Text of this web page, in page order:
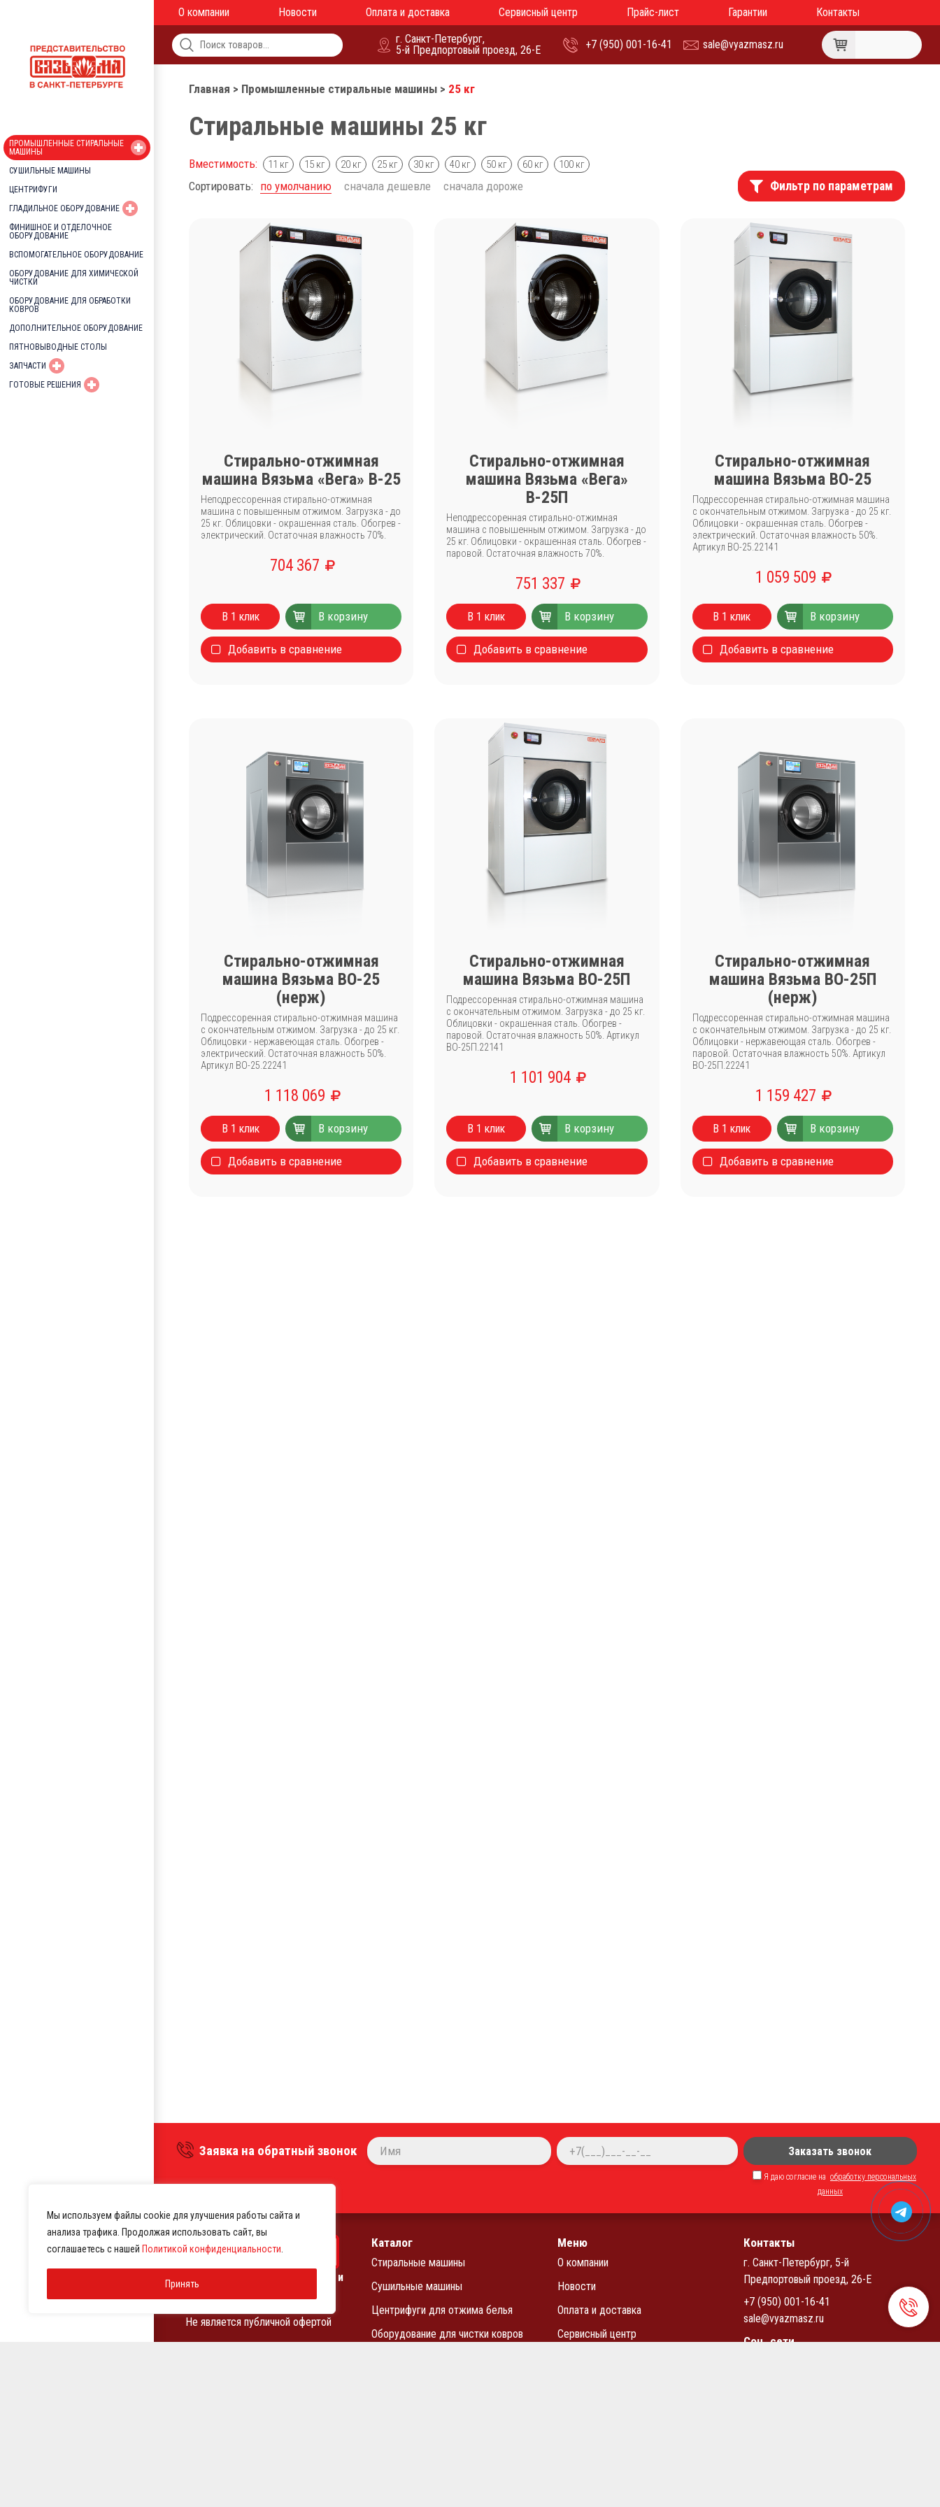
Мы используем файлы cookie для улучшения работы сайта и
анализа трафика. Продолжая использовать сайт, вы
соглашаетесь с нашей Политикой конфиденциальности
Принять
ПРОМЫШЛЕННЫЕ СТИРАЛЬНЫЕ
МАШИНЫ
СУШИЛЬНЫЕ МАШИНЫ
ЦЕНТРИФУГИ
ГЛАДИЛЬНОЕ ОБОРУДОВАНИЕ
ФИНИШНОЕ И ОТДЕЛОЧНОЕ
ОБОРУДОВАНИЕ
ВСПОМОГАТЕЛЬНОЕ ОБОРУДОВАНИЕ
ОБОРУДОВАНИЕ ДЛЯ ХИМИЧЕСКОЙ
ЧИСТКИ
ОБОРУДОВАНИЕ ДЛЯ ОБРАБОТКИ
КОВРОВ
ДОПОЛНИТЕЛЬНОЕ ОБОРУДОВАНИЕ
ПЯТНОВЫВОДНЫЕ СТОЛЫ
ЗАПЧАСТИ
ГОТОВЫЕ РЕШЕНИЯ
О компании Новости Оплата и доставка Сервисный центр Прайс-лист Гарантии
Контакты
г. Санкт-Петербург,
5-й Предпортовый проезд, 26-Е
+7 (950) 001-16-41 sale@vyazmasz.ru
Главная > Промышленные стиральные машины > 25 кг
Стиральные машины 25 кг
Вместимость: 11 кг 15 кг 20 кг 25 кг 30 кг 40 кг 50 кг 60 кг 100 кг
Сортировать: по умолчанию сначала дешевле сначала дороже Фильтр по параметрам
Стирально-отжимная
машина Вязьма «Вега» В-25
Неподрессоренная стирально-отжимная
машина с повышенным отжимом. Загрузка - до
25 кг. Облицовки - окрашенная сталь. Обогрев -
электрический. Остаточная влажность 70%.
704 367
В 1 клик В корзину
Добавить в сравнение
Стирально-отжимная
машина Вязьма «Вега»
В-25П
Неподрессоренная стирально-отжимная
машина с повышенным отжимом. Загрузка - до
25 кг. Облицовки - окрашенная сталь. Обогрев -
паровой. Остаточная влажность 70%.
751 337
В 1 клик В корзину
Добавить в сравнение
Стирально-отжимная
машина Вязьма ВО-25
Подрессоренная стирально-отжимная машина
с окончательным отжимом. Загрузка - до 25 кг.
Облицовки - окрашенная сталь. Обогрев -
электрический. Остаточная влажность 50%.
Артикул ВО-25.22141
1 059 509
В 1 клик В корзину
Добавить в сравнение
Стирально-отжимная
машина Вязьма ВО-25
(нерж)
Подрессоренная стирально-отжимная машина
с окончательным отжимом. Загрузка - до 25 кг.
Облицовки - нержавеющая сталь. Обогрев -
электрический. Остаточная влажность 50%.
Артикул ВО-25.22241
1 118 069
В 1 клик В корзину
Добавить в сравнение
Стирально-отжимная
машина Вязьма ВО-25П
Подрессоренная стирально-отжимная машина
с окончательным отжимом. Загрузка - до 25 кг.
Облицовки - окрашенная сталь. Обогрев -
паровой. Остаточная влажность 50%. Артикул
ВО-25П.22141
1 101 904
В 1 клик В корзину
Добавить в сравнение
Стирально-отжимная
машина Вязьма ВО-25П
(нерж)
Подрессоренная стирально-отжимная машина
с окончательным отжимом. Загрузка - до 25 кг.
Облицовки - нержавеющая сталь. Обогрев -
паровой. Остаточная влажность 50%. Артикул
ВО-25П.22241
1 159 427
В 1 клик В корзину
Добавить в сравнение
Заявка на обратный звонок Заказать звонок
Я даю согласие на обработку персональных
данных
Каталог
Стиральные машины
Сушильные машины
Центрифуги для отжима белья
Оборудование для чистки ковров
Меню
О компании
Новости
Оплата и доставка
Сервисный центр
Контакты
г. Санкт-Петербург, 5-й
Предпортовый проезд, 26-Е
+7 (950) 001-16-41
sale@vyazmasz.ru
Соц. сети
Оборудование для прачечных и
Не является публичной офертой